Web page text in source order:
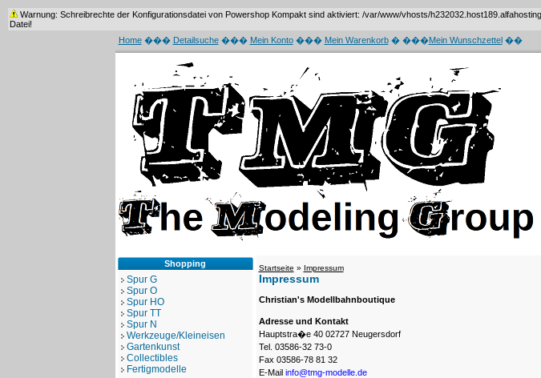
Warnung: Schreibrechte der Konfigurationsdatei von Powershop Kompakt sind aktiviert: /var/www/vhosts/
Datei!
Home��� Detailsuche��� Mein Konto��� Mein Warenkorb� ���Mein Wunschzettel��
Shopping
Spur G
Spur O
Spur HO
Spur TT
Spur N
Werkzeuge/Kleineisen
Gartenkunst
Collectibles
Fertigmodelle
Startseite » Impressum
Impressum
Christian's Modellbahnboutique
Adresse und Kontakt
Hauptstra�e 40 02727 Neugersdorf
Tel. 03586-32 73-0
Fax 03586-78 81 32
E-Mail info@tmg-modelle.de